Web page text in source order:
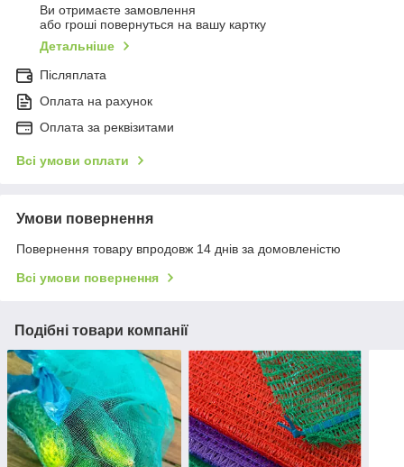
Ви отримаєте замовлення
або гроші повернуться на вашу картку
Детальніше
Післяплата
Оплата на рахунок
Оплата за реквізитами
Всі умови оплати
Умови повернення
Повернення товару впродовж 14 днів за домовленістю
Всі умови повернення
Подібні товари компанії